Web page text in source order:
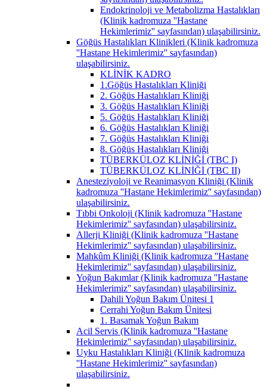
Endokrinoloji ve Metabolizma Hastalıkları
(Klinik kadromuza ''Hastane
Hekimlerimiz'' sayfasından) ulaşabilirsiniz.
Göğüs Hastalıkları Klinikleri (Klinik kadromuza
''Hastane Hekimlerimiz'' sayfasından)
ulaşabilirsiniz.
KLİNİK KADRO
1.Göğüs Hastalıkları Kliniği
2. Göğüs Hastalıkları Kliniği
3. Göğüs Hastalıkları Kliniği
5. Göğüs Hastalıkları Kliniği
6. Göğüs Hastalıkları Kliniği
7. Göğüs Hastalıkları Kliniği
8. Göğüs Hastalıkları Kliniği
TÜBERKÜLOZ KLİNİĞİ (TBC I)
TÜBERKÜLOZ KLİNİĞİ (TBC II)
Anesteziyoloji ve Reanimasyon Kliniği (Klinik
kadromuza ''Hastane Hekimlerimiz'' sayfasından)
ulaşabilirsiniz.
Tıbbi Onkoloji (Klinik kadromuza ''Hastane
Hekimlerimiz'' sayfasından) ulaşabilirsiniz.
Allerji Kliniği (Klinik kadromuza ''Hastane
Hekimlerimiz'' sayfasından) ulaşabilirsiniz.
Mahkûm Kliniği (Klinik kadromuza ''Hastane
Hekimlerimiz'' sayfasından) ulaşabilirsiniz.
Yoğun Bakımlar (Klinik kadromuza ''Hastane
Hekimlerimiz'' sayfasından) ulaşabilirsiniz.
Dahili Yoğun Bakım Ünitesi 1
Cerrahi Yoğun Bakım Ünitesi
1. Basamak Yoğun Bakım
Acil Servis (Klinik kadromuza ''Hastane
Hekimlerimiz'' sayfasından) ulaşabilirsiniz.
Uyku Hastalıkları Kliniği (Klinik kadromuza
''Hastane Hekimlerimiz'' sayfasından)
ulaşabilirsiniz.